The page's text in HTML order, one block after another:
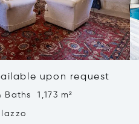
upon request
1,173 m²